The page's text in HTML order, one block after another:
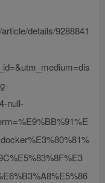
details/9288841
null-